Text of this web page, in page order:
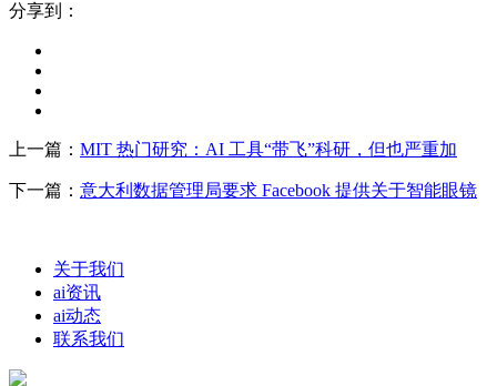
分享到：
上一篇： MIT 热门研究：AI 工具“带飞”科研，但也严重加
下一篇： 意大利数据管理局要求 Facebook 提供关于智能眼镜
关于我们
ai资讯
ai动态
联系我们